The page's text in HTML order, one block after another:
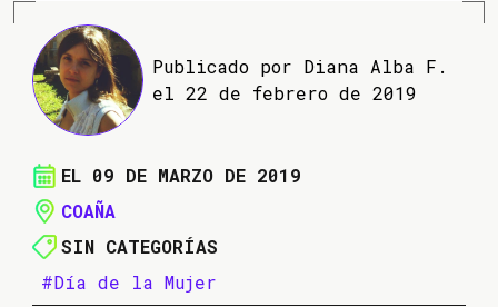
Publicado por Diana Alba F.
el 22 de febrero de 2019
EL 09 DE MARZO DE 2019
COAÑA
SIN CATEGORÍAS
#Día de la Mujer